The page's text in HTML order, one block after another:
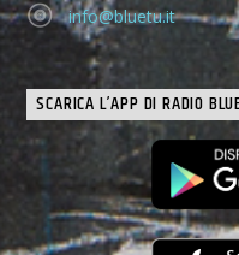
info@bluetu.it
SCARICA L’APP DI RADIO